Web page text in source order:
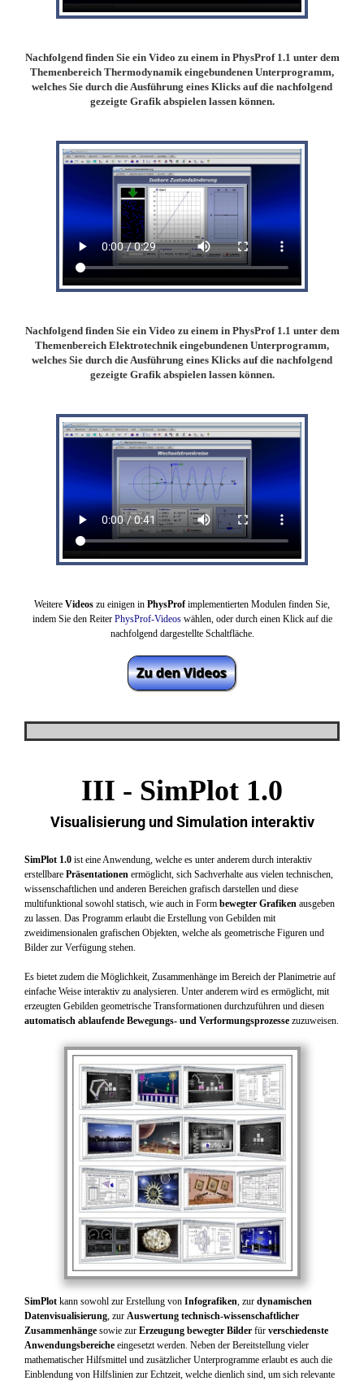
Nachfolgend finden Sie ein Video zu einem in PhysProf 1.1 unter dem
Themenbereich Thermodynamik eingebundenen Unterprogramm,
welches Sie durch die Ausführung eines Klicks auf die nachfolgend
gezeigte Grafik abspielen lassen können.
Nachfolgend finden Sie ein Video zu einem in PhysProf 1.1 unter dem
Themenbereich Elektrotechnik eingebundenen Unterprogramm,
welches Sie durch die Ausführung eines Klicks auf die nachfolgend
gezeigte Grafik abspielen lassen können.
Weitere Videos zu einigen in PhysProfimplementierten Modulen finden Sie,
indem Sie den Reiter PhysProf-Videoswählen,oder durch einen Klick auf die
nachfolgend dargestellte Schaltfläche.
III - SimPlot 1.0
Visualisierung und Simulation interaktiv
SimPlot 1.0 ist eine Anwendung, welche es unter anderem durch interaktiv
erstellbare Präsentationen ermöglicht, sich Sachverhalte aus vielen technischen,
wissenschaftlichen und anderen Bereichen grafisch darstellen und diese
multifunktional sowohl statisch, wie auch in Form bewegter Grafiken ausgeben
zu lassen. Das Programm erlaubt die Erstellung von Gebilden mit
zweidimensionalen grafischen Objekten, welche als geometrische Figuren und
Bilder zur Verfügung stehen.
Es bietet zudem die Möglichkeit, Zusammenhänge im Bereich der Planimetrie auf
einfache Weise interaktiv zu analysieren. Unter anderem wird es ermöglicht, mit
erzeugten Gebilden geometrische Transformationen durchzuführen und diesen
automatisch ablaufende Bewegungs- und Verformungsprozesse zuzuweisen.
SimPlot kann sowohl zur Erstellung von Infografiken , zur dynamischen
Datenvisualisierung , zur Auswertung technisch-wissenschaftlicher
Zusammenhänge sowie zur Erzeugung bewegter Bilder für verschiedenste
Anwendungsbereiche eingesetzt werden. Neben der Bereitstellung vieler
mathematischer Hilfsmittel und zusätzlicher Unterprogramme erlaubt es auch die
Einblendung von Hilfslinien zur Echtzeit, welche dienlich sind, um sich relevante